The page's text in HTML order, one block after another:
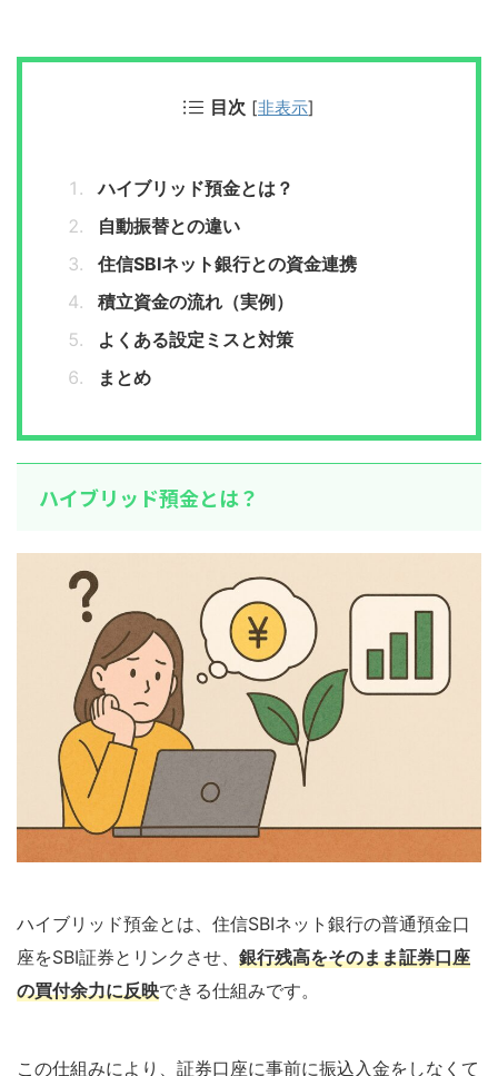
目次 [非表示]
ハイブリッド預金とは？
自動振替との違い
住信SBIネット銀行との資金連携
積立資金の流れ（実例）
よくある設定ミスと対策
まとめ
ハイブリッド預金とは？
ハイブリッド預金とは、住信SBIネット銀行の普通預金口
座をSBI証券とリンクさせ、 銀行残高をそのまま証券口座
の買付余力に反映できる仕組みです。
この仕組みにより、証券口座に事前に振込入金をしなくて